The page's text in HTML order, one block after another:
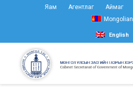
Яам Агентлаг Аймаг
Mongolian
English